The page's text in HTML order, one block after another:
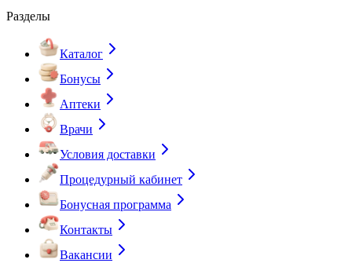
Разделы
Каталог
Бонусы
Аптеки
Врачи
Условия доставки
Процедурный кабинет
Бонусная программа
Контакты
Вакансии